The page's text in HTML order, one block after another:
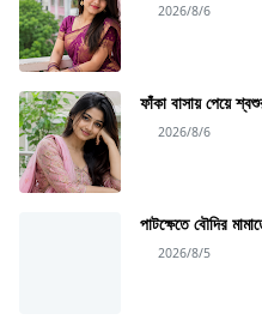
2026/8/6
ফাঁকা বাসায় পেয়ে
2026/8/6
পাটক্ষেতে বৌদির
2026/8/5